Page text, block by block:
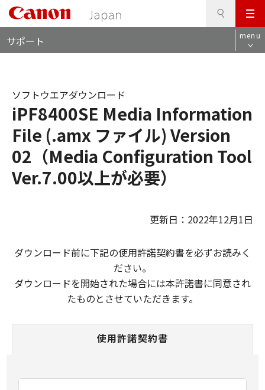
メ
ニ
ュ
サポート menu
iPF8400SE Media Information
File (.amx ファイル) Version
02（Media Configuration Tool
Ver.7.00以上が必要）
ソフトウエアダウンロード
更新日：2022年12月1日
ダウンロード前に下記の使用許諾契約書を必ずお読みく
ださい。
ダウンロードを開始された場合には本許諾書に同意され
たものとさせていただきます。
使用許諾契約書